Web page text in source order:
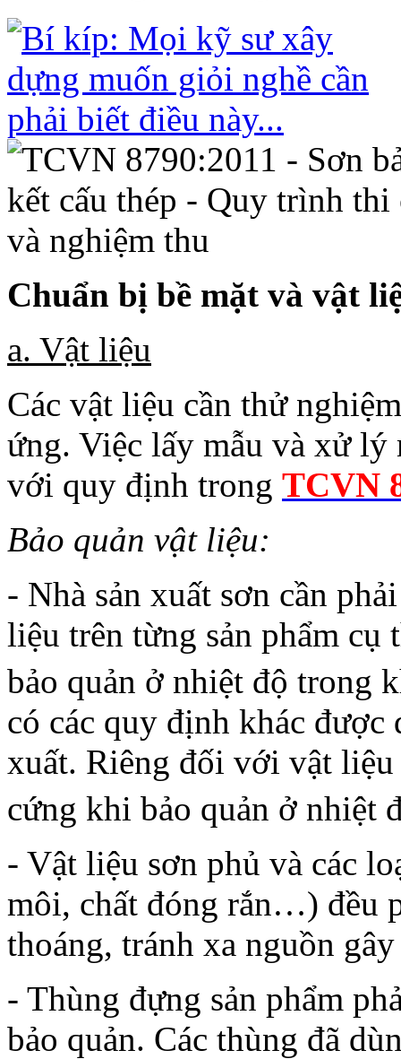
Chuẩn bị bề mặt và vật
a. Vật liệu
Các vật liệu cần thử
ứng. Việc lấy mẫu và xử lý
với quy định trong TCVN
Bảo quản vật liệu:
- Nhà sản xuất sơn cần
liệu trên từng sản phẩm cụ
bảo quản ở nhiệt độ trong
có các quy định khác được
xuất. Riêng đối với vật
cứng khi bảo quản ở nhiệt
- Vật liệu sơn phủ và các
môi, chất đóng rắn…) đều
thoáng, tránh xa nguồn
- Thùng đựng sản phẩm
bảo quản. Các thùng đã